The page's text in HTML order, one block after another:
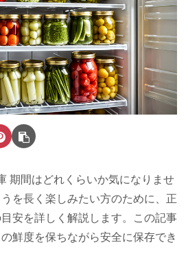
期間はどれくらいか気になりませ
を長く楽しみたい方のために、正
安を詳しく解説します。この記事
鮮度を保ちながら安全に保存でき